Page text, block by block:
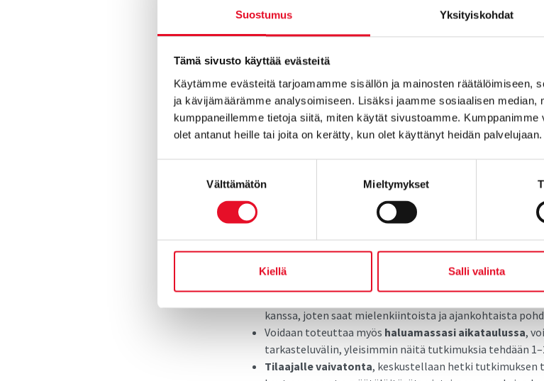
Suostumus Yksityiskohdat
Tämä sivusto käyttää evästeitä
Käytämme evästeitä tarjoamamme sisällön ja mainosten räätälöimiseen,
ja kävijämäärämme analysoimiseen. Lisäksi jaamme sosiaalisen median,
kumppaneillemme tietoja siitä, miten käytät sivustoamme.
olet antanut heille tai joita on kerätty, kun olet käyttänyt heidän palvelujaan.
Välttämätön Mieltymykset
Kiellä Salli valinta
2. Vapaa-ajan asukaskokemus
Asukaskokemuksen rinnalle pilotoimme myös Vapaa-ajan
Asukaskokemustutkimuksessa, joten saat näkemyksen
Voidaan toteuttaa esimerkiksi Asukaskokemustutkimuksen
3. Yrityskokemus
Miten yritykset kokevat kunnan palvelut? Kokevatko ne
yritysystävällisenä? Olemme käynnistäneet tällaisen
asukaskokemustutkimuksille, huomioiden tietysti
yrityspalvelunäkökulman. Ehdit vielä mukaan.
Miten toimimme:
kanssa, joten saat mielenkiintoista ja ajankohtaista
Voidaan toteuttaa myös haluamassasi aikataulussa,
tarkasteluvälin, yleisimmin näitä tutkimuksia tehdään
Tilaajalle vaivatonta, keskustellaan hetki